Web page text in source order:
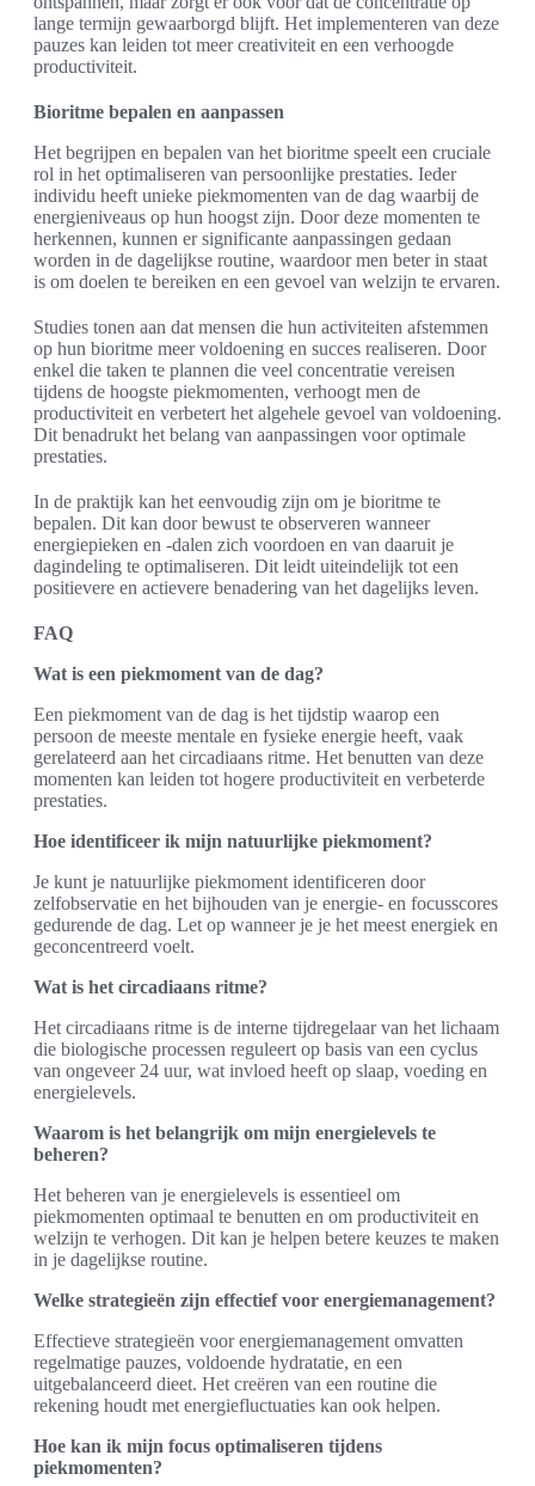
lange termijn gewaarborgd blijft. Het implementeren van deze
pauzes kan leiden tot meer creativiteit en een verhoogde
productiviteit.
Bioritme bepalen en aanpassen
Het begrijpen en bepalen van het bioritme speelt een cruciale
rol in het optimaliseren van persoonlijke prestaties. Ieder
individu heeft unieke piekmomenten van de dag waarbij de
energieniveaus op hun hoogst zijn. Door deze momenten te
herkennen, kunnen er significante aanpassingen gedaan
worden in de dagelijkse routine, waardoor men beter in staat
is om doelen te bereiken en een gevoel van welzijn te ervaren.
Studies tonen aan dat mensen die hun activiteiten afstemmen
op hun bioritme meer voldoening en succes realiseren. Door
enkel die taken te plannen die veel concentratie vereisen
tijdens de hoogste piekmomenten, verhoogt men de
productiviteit en verbetert het algehele gevoel van voldoening.
Dit benadrukt het belang van aanpassingen voor optimale
prestaties.
In de praktijk kan het eenvoudig zijn om je bioritme te
bepalen. Dit kan door bewust te observeren wanneer
energiepieken en -dalen zich voordoen en van daaruit je
dagindeling te optimaliseren. Dit leidt uiteindelijk tot een
positievere en actievere benadering van het dagelijks leven.
FAQ
Wat is een piekmoment van de dag?
Een piekmoment van de dag is het tijdstip waarop een
persoon de meeste mentale en fysieke energie heeft, vaak
gerelateerd aan het circadiaans ritme. Het benutten van deze
momenten kan leiden tot hogere productiviteit en verbeterde
prestaties.
Hoe identificeer ik mijn natuurlijke piekmoment?
Je kunt je natuurlijke piekmoment identificeren door
zelfobservatie en het bijhouden van je energie- en focusscores
gedurende de dag. Let op wanneer je je het meest energiek en
geconcentreerd voelt.
Wat is het circadiaans ritme?
Het circadiaans ritme is de interne tijdregelaar van het lichaam
die biologische processen reguleert op basis van een cyclus
van ongeveer 24 uur, wat invloed heeft op slaap, voeding en
energielevels.
Waarom is het belangrijk om mijn energielevels te
beheren?
Het beheren van je energielevels is essentieel om
piekmomenten optimaal te benutten en om productiviteit en
welzijn te verhogen. Dit kan je helpen betere keuzes te maken
in je dagelijkse routine.
Welke strategieën zijn effectief voor energiemanagement?
Effectieve strategieën voor energiemanagement omvatten
regelmatige pauzes, voldoende hydratatie, en een
uitgebalanceerd dieet. Het creëren van een routine die
rekening houdt met energiefluctuaties kan ook helpen.
Hoe kan ik mijn focus optimaliseren tijdens
piekmomenten?